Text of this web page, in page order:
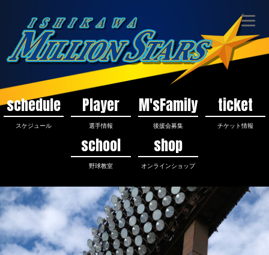
schedule
スケジュール
Player
選手情報
M'sFamily
後援会募集
ticket
チケット情報
school
野球教室
shop
オンラインショップ